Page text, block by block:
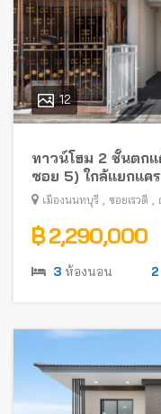
12
ทาวน์โฮม 2 ชั้นตกแ
ซอย 5) ใกล้แยกแค
เมืองนนทบุรี ซอยเรวดี
฿ 2,290,000
3 ห้องนอน 2